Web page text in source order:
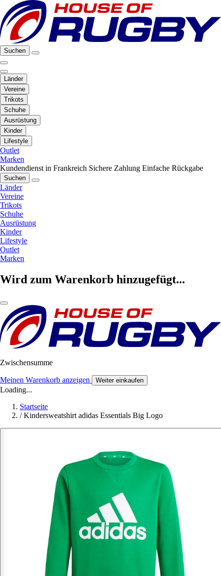
Suchen
Länder
Vereine
Trikots
Schuhe
Ausrüstung
Kinder
Lifestyle
Outlet
Marken
Kundendienst in Frankreich Sichere Zahlung Einfache Rückgabe
Suchen
Länder
Vereine
Trikots
Schuhe
Ausrüstung
Kinder
Lifestyle
Outlet
Marken
Wird zum Warenkorb hinzugefügt...
Zwischensumme
Meinen Warenkorb anzeigen Weiter einkaufen
Loading...
Startseite
/ Kindersweatshirt adidas Essentials Big Logo